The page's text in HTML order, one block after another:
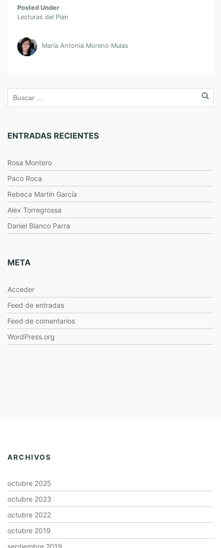
Posted Under
Lecturas del Plan
María Antonia Moreno Mulas
ENTRADAS RECIENTES
Rosa Montero
Paco Roca
Rebeca Martín García
Alex Torregrossa
Daniel Blanco Parra
META
Acceder
Feed de entradas
Feed de comentarios
WordPress.org
ARCHIVOS
octubre 2025
octubre 2023
octubre 2022
octubre 2019
septiembre 2019